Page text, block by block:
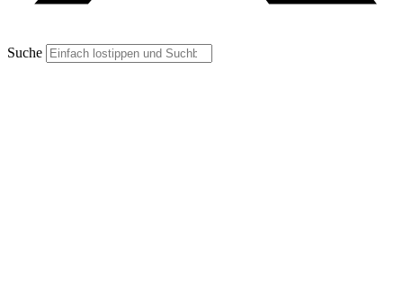
Suche